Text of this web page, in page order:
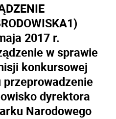
1)
2017 r.
w sprawie
konkursowej
dyrektora
Narodowego